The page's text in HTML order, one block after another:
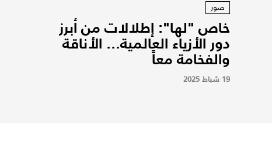
صور
خاص "لها": إطلالات من أبرز
دور الأزياء العالمية... الأناقة
والفخامة معاً
19 شباط 2025